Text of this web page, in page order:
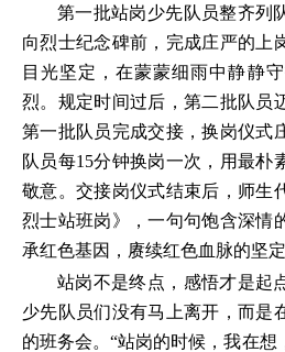
第一批站岗少先队员整齐列
向烈士纪念碑前，完成庄严的上
目光坚定，在蒙蒙细雨中静静
烈。规定时间过后，第二批队员
第一批队员完成交接，换岗仪式
队员每15分钟换岗一次，用最朴
敬意。交接岗仪式结束后，师生
烈士站班岗》，一句句饱含深情
承红色基因，赓续红色血脉的坚定
站岗不是终点，感悟才是起
少先队员们没有马上离开，而是
的班务会。“站岗的时候，我在